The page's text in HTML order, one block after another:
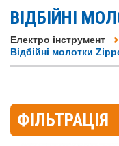
ВІДБІЙНІ
Електро інструмент
Відбійні молотки
ФІЛЬТРАЦІЯ